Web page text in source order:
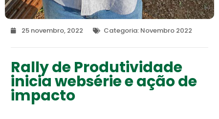
25 novembro, 2022 Categoria: Novembro 2022
Rally de Produtividade
inicia websérie e ação de
impacto